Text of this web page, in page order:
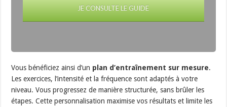
JE CONSULTE LE GUIDE
Vous bénéficiez ainsi d’un plan d’entraînement sur mesure.
Les exercices, l’intensité et la fréquence sont adaptés à votre
niveau. Vous progressez de manière structurée, sans brûler les
étapes. Cette personnalisation maximise vos résultats et limite les